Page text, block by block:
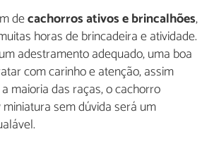
decachorros ativos e brincalhões,
horas de brincadeira e atividade.
adestramento adequado, uma boa
com carinho e atenção, assim
maioria das raças, o cachorro
sem dúvida será um